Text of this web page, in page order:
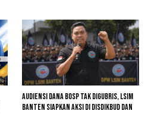
Audiensi Dana BOSP Tak Digubris, LSIM
Banten Siapkan Aksi di Disdikbud dan